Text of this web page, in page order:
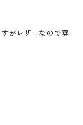
がレザーなので雰